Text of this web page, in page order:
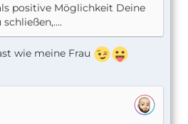
positive Möglichkeit Deine
wie meine Frau